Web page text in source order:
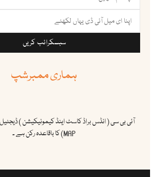
سبسکرائب کریں
ہماری ممبرشپ
MAP) کا باقاعدہ رکن ہے ۔